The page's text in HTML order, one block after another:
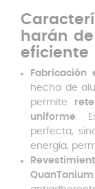
harán
eficiente
hecha de
permite
uniforme.
perfecta,
energía,
QuanTanium